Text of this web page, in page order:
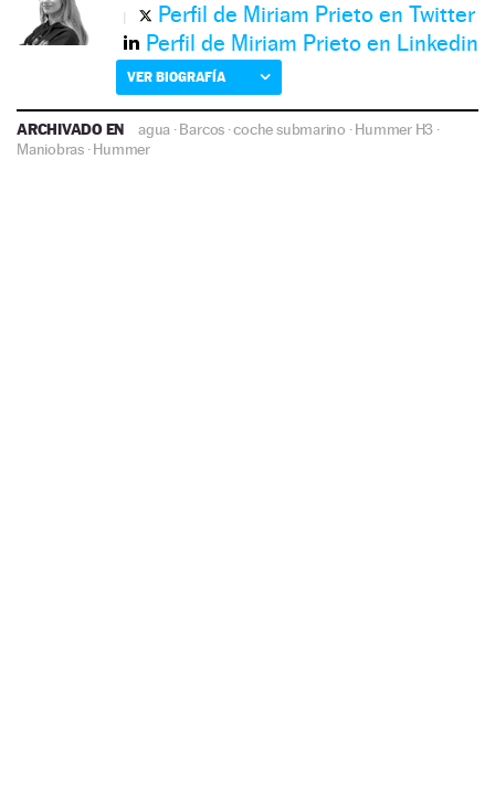
Perfil de Miriam Prieto en Twitter
Perfil de Miriam Prieto en Linkedin
VER BIOGRAFÍA
ARCHIVADO EN agua ·Barcos ·coche submarino ·Hummer H3 ·
Maniobras·Hummer